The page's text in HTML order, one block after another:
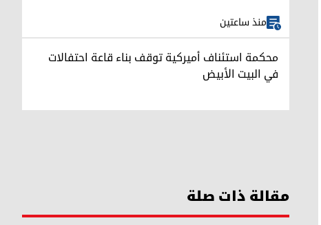
منذ ساعتين
محكمة استئناف أميركية توقف بناء قاعة احتفالات
في البيت الأبيض
مقالة ذات صلة